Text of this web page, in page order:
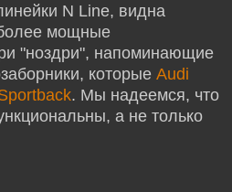
N Line, видна
мощные
"ноздри", напоминающие
которые Audi
. Мы надеемся, что
а не только